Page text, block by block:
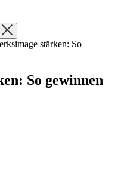
stärken: So
So gewinnen